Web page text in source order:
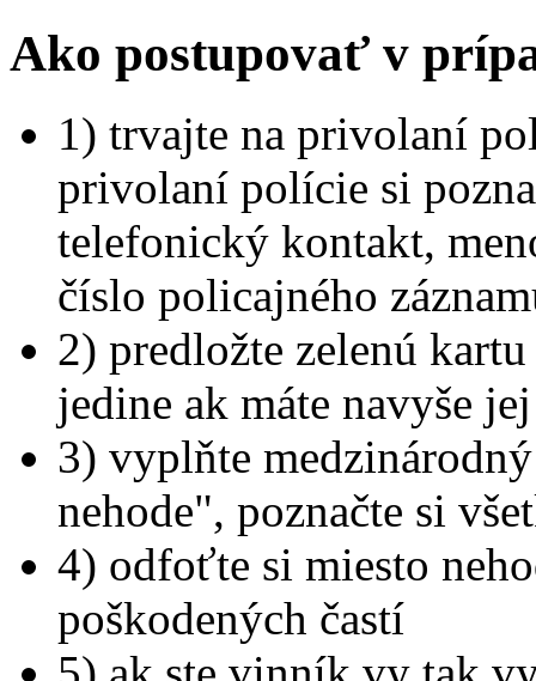
Ako postupovať v
1) trvajte na privolaní
privolaní polície si
telefonický kontakt,
číslo policajného
2) predložte zelenú
jedine ak máte navyše
3) vyplňte
nehode", poznačte si
4) odfoťte si miesto
poškodených častí